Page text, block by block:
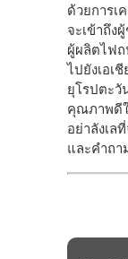
ด้วยการเ
จะเข้าถึง
ผู้ผลิตไฟถ
ไปยังเอเ
ยุโรปตะวั
คุณภาพดีใ
อย่าลังเล
และคําถ